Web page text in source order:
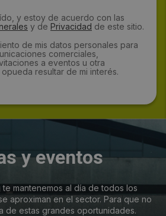
y estoy de acuerdo con las
y de Privacidad de este sitio.
de mis datos personales para
comerciales,
a eventos u otra
resultar de mi interés.
y eventos
te mantenemos al día de todos los
aproximan en el sector. Para que no
de estas grandes oportunidades.